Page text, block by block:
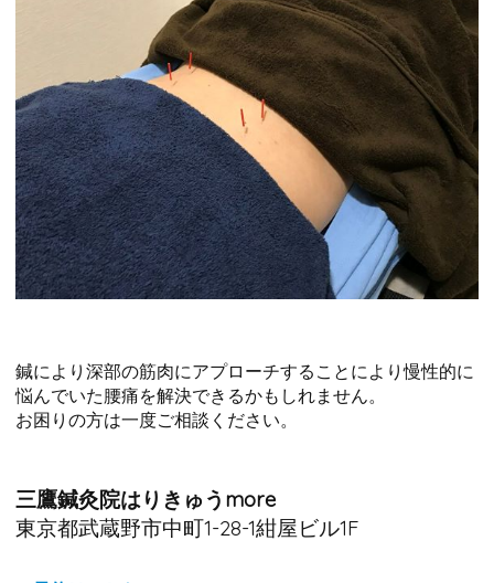
鍼により深部の筋肉にアプローチすることにより慢性的に
悩んでいた腰痛を解決できるかもしれません。
お困りの方は一度ご相談ください。
三鷹鍼灸院はりきゅうmore
東京都武蔵野市中町1-28-1紺屋ビル1F